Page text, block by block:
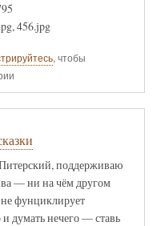
456.jpg
, чтобы
поддерживаю
— ни на чём другом
фунциклирует
думать нечего — ставь